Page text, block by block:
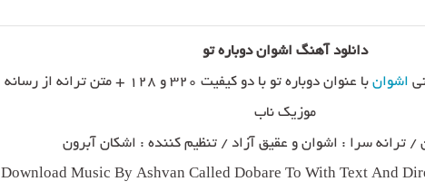
دانلود آهنگ اشوان دوباره تو
اشوان
با عنوان دوباره تو با دو کیفیت ۳۲۰ و ۱۲۸ + متن ترانه از رسانه
موزیک ناب
ترانه سرا : اشوان و عقیق آزاد / تنظیم کننده : اشکان آبرون
Download Music By Ashvan Called Dobare To With Text And